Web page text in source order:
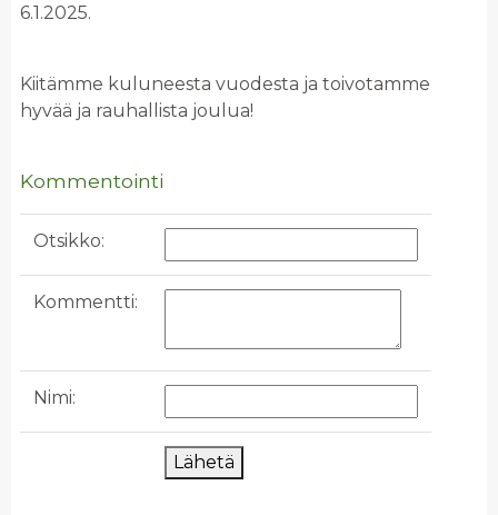
6.1.2025.
Kiitämme kuluneesta vuodesta ja toivotamme
hyvää ja rauhallista joulua!
Kommentointi
Otsikko:
Kommentti:
Nimi:
Lähetä